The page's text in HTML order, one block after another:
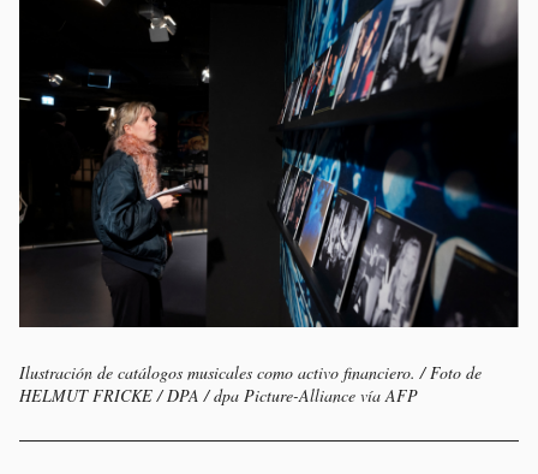
Ilustración de catálogos musicales como activo financiero. / Foto de
HELMUT FRICKE / DPA / dpa Picture-Alliance vía AFP